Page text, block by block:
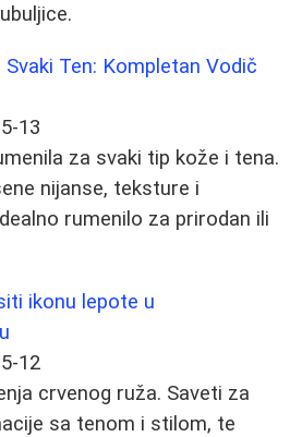
Ten: Kompletan Vodič
13
za svaki tip kože i tena.
nijanse, teksture i
rumenilo za prirodan ili
ikonu lepote u
12
crvenog ruža. Saveti za
sa tenom i stilom, te